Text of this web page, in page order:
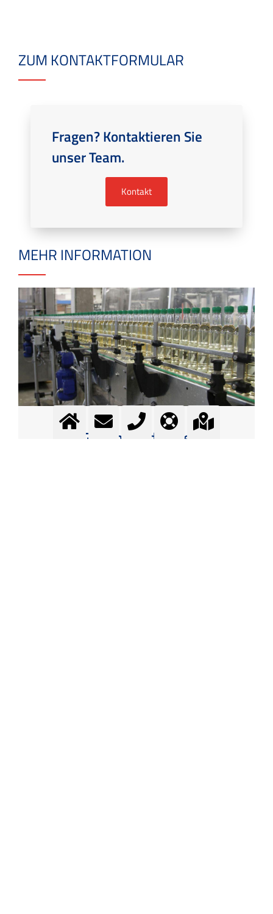
ZUM KONTAKTFORMULAR
Fragen? Kontaktieren Sie
unser Team.
Kontakt
MEHR INFORMATION
Getränkeindustrie